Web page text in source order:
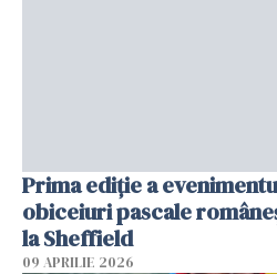
Prima ediție a
obiceiuri pascale
la Sheffield
09 APRILIE 2026